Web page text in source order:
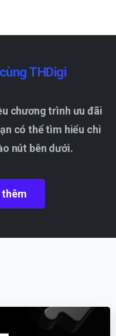
cùng THDigi
chương trình ưu đãi
có thể tìm hiểu chi
nút bên dưới.
thêm